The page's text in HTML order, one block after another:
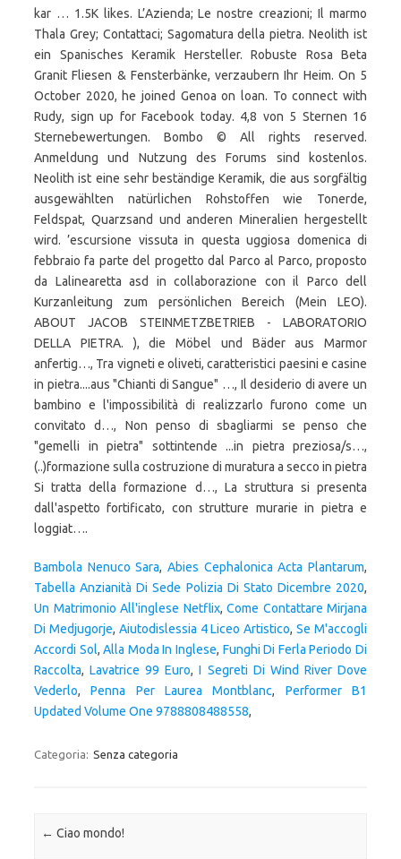
Bambola Nenuco Sara,Abies Cephalonica Acta Plantarum,
Tabella Anzianità Di Sede Polizia Di Stato Dicembre 2020,
Un Matrimonio All'inglese Netflix, Come Contattare Mirjana
Di Medjugorje, Aiutodislessia 4 Liceo Artistico,Se M'accogli
Accordi Sol,Alla Moda In Inglese, Funghi Di Ferla Periodo Di
Raccolta,Lavatrice 99 Euro,I Segreti Di Wind River Dove
Vederlo,Penna Per Laurea Montblanc, Performer B1
Updated Volume One 9788808488558,
Categoria: Senza categoria
Navigazione articolo
← Ciao mondo!